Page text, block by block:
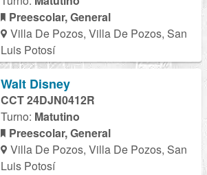
Preescolar, General
Villa De Pozos, Villa De Pozos, San
Luis Potosí
Walt Disney
CCT 24DJN0412R
Turno: Matutino
Preescolar, General
Villa De Pozos, Villa De Pozos, San
Luis Potosí